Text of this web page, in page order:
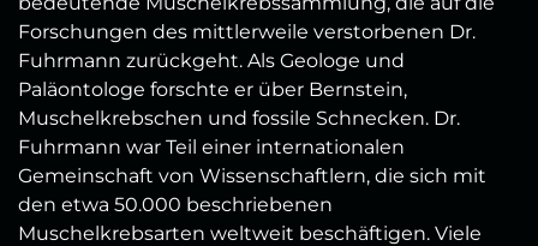
Forschungen des mittlerweile verstorbenen Dr.
Fuhrmann zurückgeht. Als Geologe und
Paläontologe forschte er über Bernstein,
Muschelkrebschen und fossile Schnecken. Dr.
Fuhrmann war Teil einer internationalen
Gemeinschaft von Wissenschaftlern, die sich mit
den etwa 50.000 beschriebenen
Muschelkrebsarten weltweit beschäftigen. Viele